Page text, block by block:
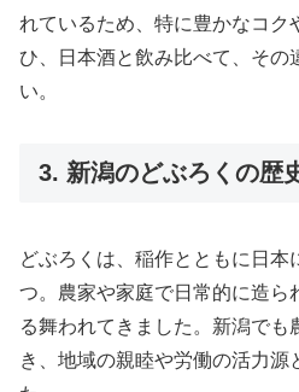
れているため、特に豊かなコク
ひ、日本酒と飲み比べて、その
い。
3. 新潟のどぶろくの歴
どぶろくは、稲作とともに日本
つ。農家や家庭で日常的に造ら
る舞われてきました。新潟でも
き、地域の親睦や労働の活力源